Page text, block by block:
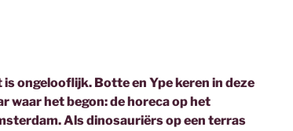
ongelooflijk. Botte en Ype keren in deze
waar het begon: de horeca op het
Als dinosauriërs op een terras